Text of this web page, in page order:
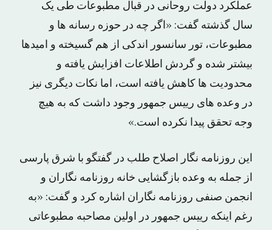
عملکرد دولت روحانی در قبال مطبوعات طی یک
سال گذشته گفت: «اگر چه در حوزه رسانه ها و
مطبوعات، تور سانسور اندکی از هم گسیخته و امیدها
بیشتر شده و گردش اطلاعات افزایش یافته و
محدودیت ها کاهش یافته است، اما نکات دیگری نیز
در وعده های رییس جمهور وجود داشت که به هیچ
وجه تحقق پیدا نکرده است.»
این روزنامه نگار اصلاح طلب در گفتگو با شرق پارسی
از جمله به وعده بازگشایی خانه روزنامه نگاران و
انجمن صنفی روزنامه نگاران اشاره کرد و گفت: «به
رغم اینکه رییس جمهور در اولین مصاحبه مطبوعاتی